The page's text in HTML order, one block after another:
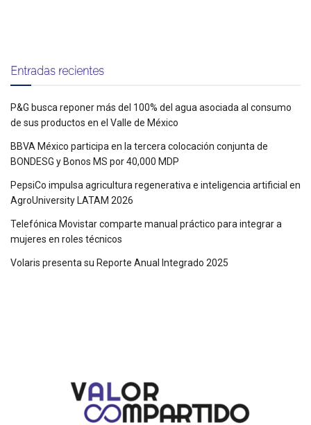
Entradas recientes
P&G busca reponer más del 100% del agua asociada al consumo
de sus productos en el Valle de México
BBVA México participa en la tercera colocación conjunta de
BONDESG y Bonos MS por 40,000 MDP
PepsiCo impulsa agricultura regenerativa e inteligencia artificial en
AgroUniversity LATAM 2026
Telefónica Movistar comparte manual práctico para integrar a
mujeres en roles técnicos
Volaris presenta su Reporte Anual Integrado 2025